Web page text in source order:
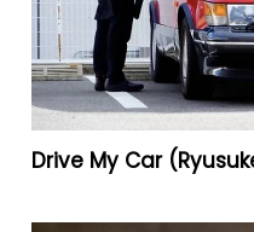
Drive My Car